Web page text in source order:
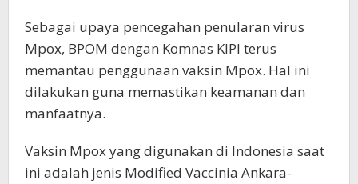
Sebagai upaya pencegahan penularan virus
Mpox, BPOM dengan Komnas KIPI terus
memantau penggunaan vaksin Mpox. Hal ini
dilakukan guna memastikan keamanan dan
manfaatnya.
Vaksin Mpox yang digunakan di Indonesia saat
ini adalah jenis Modified Vaccinia Ankara-